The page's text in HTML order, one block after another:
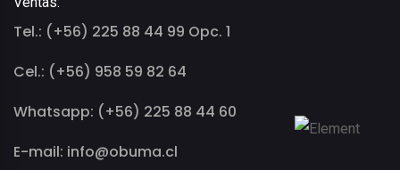
Tel.: (+56) 225 88 44 99 Opc. 1
Cel.: (+56) 958 59 82 64
Whatsapp: (+56) 225 88 44 60
E-mail: info@obuma.cl